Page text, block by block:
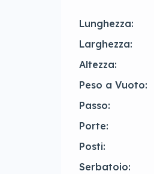
Lunghezza:
Larghezza:
Altezza:
Peso a Vuoto:
Passo:
Porte:
Posti:
Serbatoio: